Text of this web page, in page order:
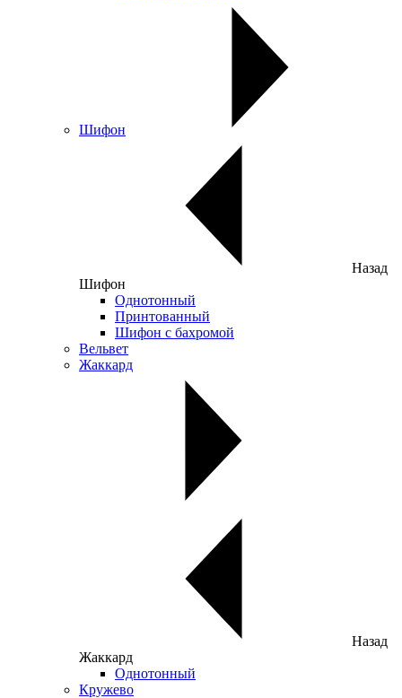
Шифон
Назад
Шифон
Однотонный
Принтованный
Шифон с бахромой
Вельвет
Жаккард
Назад
Жаккард
Однотонный
Кружево